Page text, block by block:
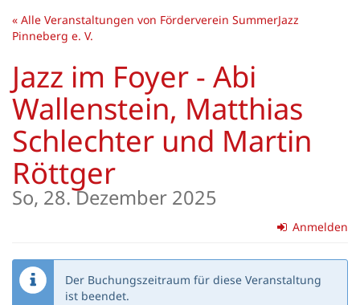
Zum
Haupt-
« Alle Veranstaltungen von Förderverein SummerJazz
Pinneberg e. V.
Jazz im Foyer - Abi
Wallenstein, Matthias
Schlechter und Martin
Röttger
So, 28. Dezember 2025
Anmelden
Der Buchungszeitraum für diese Veranstaltung
ist beendet.